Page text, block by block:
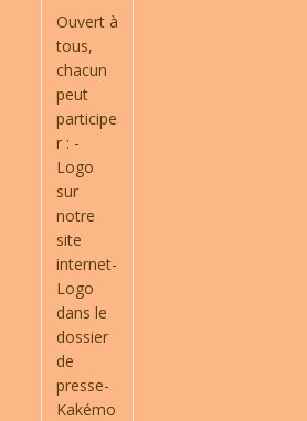
Ouvert à
tous,
chacun
peut
participe
r : -
Logo
sur
notre
site
internet-
Logo
dans le
dossier
de
presse-
Kakémo